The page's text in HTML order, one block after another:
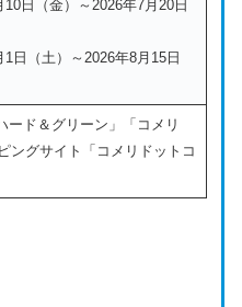
10日（金）～2026年7月20日
1日（土）～2026年8月15日
ード＆グリーン」「コメリ
ングサイト「コメリドットコ